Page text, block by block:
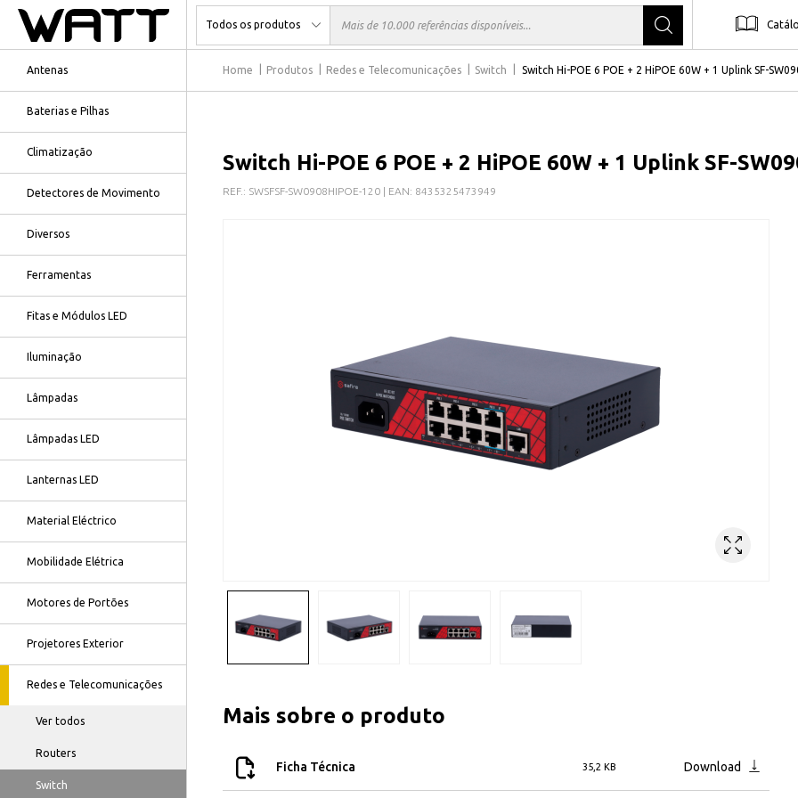
Antenas
Baterias e Pilhas
Climatização
Detectores de Movimento
Diversos
Ferramentas
Fitas e Módulos LED
Iluminação
Lâmpadas
Lâmpadas LED
Lanternas LED
Material Eléctrico
Mobilidade Elétrica
Motores de Portões
Projetores Exterior
Redes e Telecomunicações
Ver todos
Routers
Switch
Home Produtos Redes e Telecomunicações Switch Switch Hi-POE 6 POE + 2 HiPOE 60W + 1 Uplink SF-
Switch Hi-POE 6 POE + 2 HiPOE 60W + 1 Uplink SF-
REF.: SWSFSF-SW0908HIPOE-120 | EAN: 8435325473949
Mais sobre o produto
Ficha Técnica 35,2 KB Download